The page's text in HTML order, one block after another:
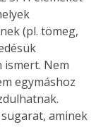
(pl. tömeg,
ismert. Nem
egymáshoz
aminek